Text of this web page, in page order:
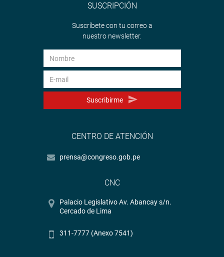
SUSCRIPCIÓN
Suscríbete con tu correo a
nuestro newsletter.
Suscribirme
CENTRO DE ATENCIÓN
prensa@congreso.gob.pe
CNC
Palacio Legislativo Av. Abancay s/n.
Cercado de Lima
311-7777 (Anexo 7541)